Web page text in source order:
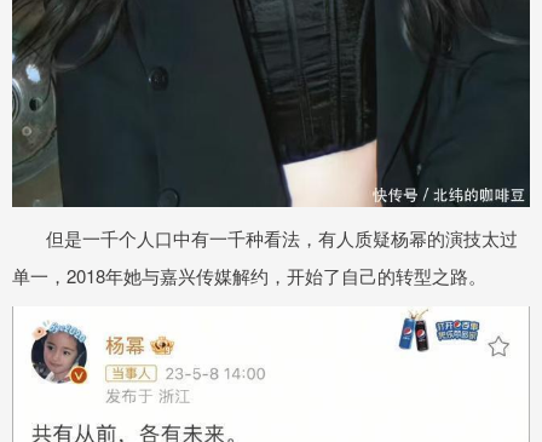
但是一千个人口中有一千种看法，有人质疑杨幂的演技太过
单一，2018年她与嘉兴传媒解约，开始了自己的转型之路。